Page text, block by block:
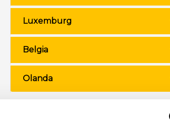
Luxemburg
Belgia
Olanda